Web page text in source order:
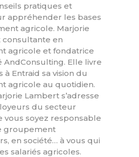
pratiques et
appréhender les bases
agricole. Marjorie
consultante en
agricole et fondatrice
AndConsulting. Elle livre
à Entraid sa vision du
agricole au quotidien.
Lambert s’adresse
du secteur
vous soyez responsable
groupement
en société… à vous qui
salariés agricoles.